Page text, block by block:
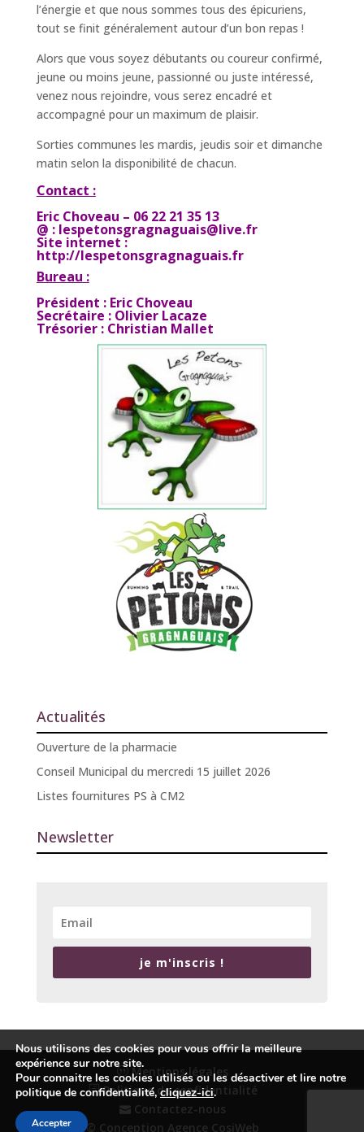
l’énergie et que nous sommes tous des épicuriens,
tout se finit généralement autour d’un bon repas !
Alors que vous soyez débutants ou coureur confirmé,
jeune ou moins jeune, passionné ou juste intéressé,
venez nous rejoindre, vous serez encadré et
accompagné pour un maximum de plaisir.
Sorties communes les mardis, jeudis soir et dimanche
matin selon la disponibilité de chacun.
Contact :
Eric Choveau – 06 22 21 35 13
@ : lespetonsgragnaguais@live.fr
Site internet :
http://lespetonsgragnaguais.fr
Bureau :
Président : Eric Choveau
Secrétaire : Olivier Lacaze
Trésorier : Christian Mallet
Actualités
Ouverture de la pharmacie
Conseil Municipal du mercredi 15 juillet 2026
Listes fournitures PS à CM2
Newsletter
je m'inscris !
Mentions légales
Politique de confidentialité
Contactez-nous
© Conception Agence CosiWeb
Nous utilisons des cookies pour vous offrir la meilleure
expérience sur notre site.
Pour connaitre les cookies utilisés ou les désactiver et lire notre
politique de confidentialité,cliquez-ici.
Accepter